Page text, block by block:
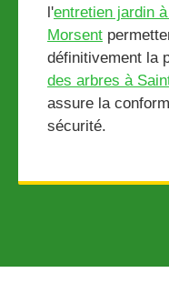
l'entretien jardin
Morsent
définitivement la
des arbres à
assure la
sécurité.